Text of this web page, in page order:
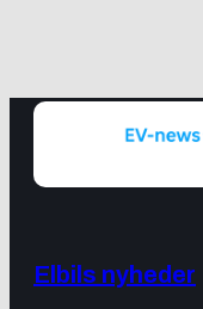
Elbils nyheder